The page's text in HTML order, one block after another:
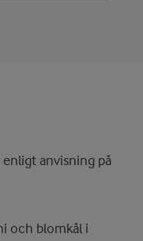
anvisning på
och blomkål i